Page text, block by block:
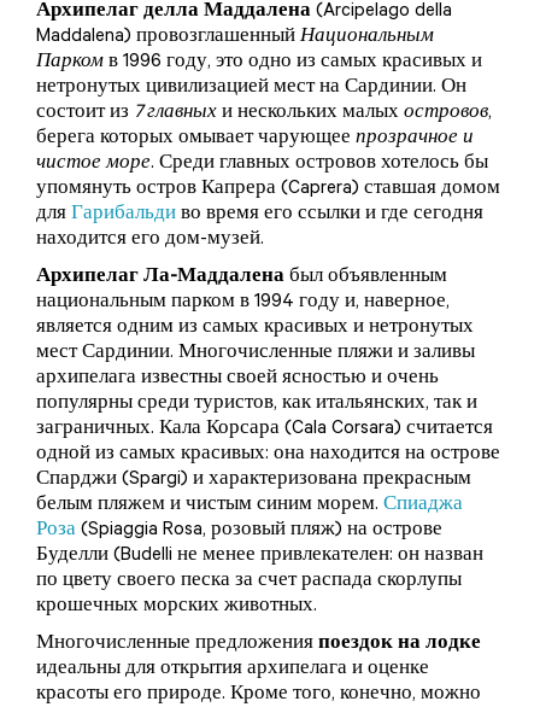
Архипелаг делла Маддалена (Arcipelago della
Maddalena) провозглашенный Национальным
Парком в 1996 году, это одно из самых красивых и
нетронутых цивилизацией мест на Сардинии. Он
состоит из 7 главных и нескольких малых островов,
берега которых омывает чарующее прозрачное и
чистое море. Среди главных островов хотелось бы
упомянуть остров Капрера (Caprera) ставшая домом
для Гарибальди во время его ссылки и где сегодня
находится его дом-музей.
Архипелаг Ла-Маддалена был объявленным
национальным парком в 1994 году и, наверное,
является одним из самых красивых и нетронутых
мест Сардинии. Многочисленные пляжи и заливы
архипелага известны своей ясностью и очень
популярны среди туристов, как итальянских, так и
заграничных. Кала Корсара (Cala Corsara) считается
одной из самых красивых: она находится на острове
Спарджи (Spargi) и характеризована прекрасным
белым пляжем и чистым синим морем. Спиаджа
Роза (Spiaggia Rosa, розовый пляж) на острове
Буделли (Budelli не менее привлекателен: он назван
по цвету своего песка за счет распада скорлупы
крошечных морских животных.
Многочисленные предложения поездок на лодке
идеальны для открытия архипелага и оценке
красоты его природе. Кроме того, конечно, можно